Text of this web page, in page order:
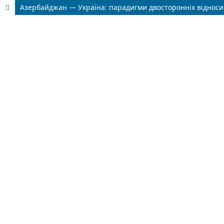
Азербайджан — Україна: парадигми двосторонніх